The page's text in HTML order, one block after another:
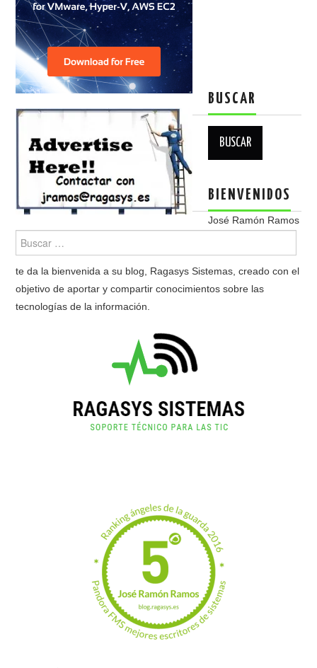
BUSCAR
BIENVENIDOS
José Ramón Ramos
te da la bienvenida a su blog, Ragasys Sistemas, creado con el
objetivo de aportar y compartir conocimientos sobre las
tecnologías de la información.